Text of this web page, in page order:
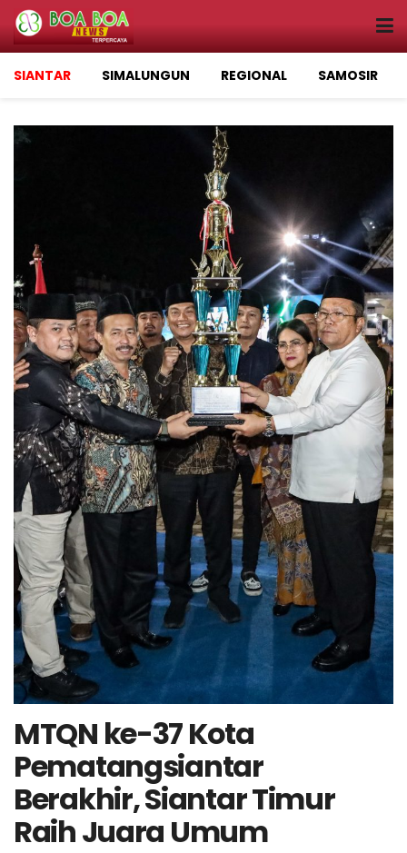
SIANTAR SIMALUNGUN REGIONAL SAMOSIR
MTQN ke-37 Kota
Pematangsiantar
Berakhir, Siantar Timur
Raih Juara Umum